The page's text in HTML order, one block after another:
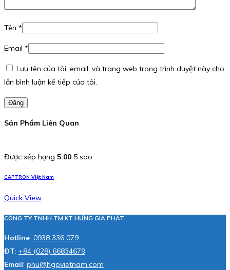
Tên *
Email *
Lưu tên của tôi, email, và trang web trong trình duyệt này cho
lần bình luận kế tiếp của tôi.
Đăng
Sản Phẩm Liên Quan
Được xếp hạng 5.00 5 sao
CAPTRON Việt Nam
Quick View
CÔNG TY TNHH TM KT HƯNG GIA PHÁT
Hotline: 0938 336 079
ĐT: +84 (028) 66834679
Email: phu@hgpvietnam.com